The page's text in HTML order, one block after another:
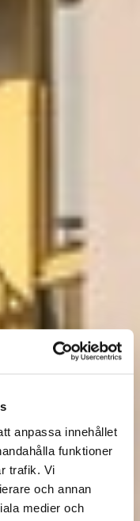
anpassa innehållet
funktioner
trafik. Vi
och annan
medier och